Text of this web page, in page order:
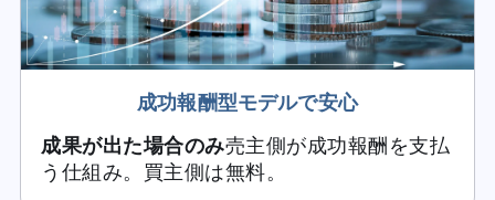
成功報酬型モデルで安心
成果が出た場合のみ売主側が成功報酬を支払
う仕組み。買主側は無料。